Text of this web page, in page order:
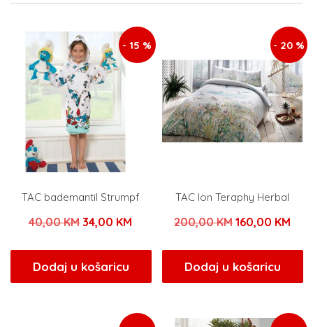
- 15 %
TAC bademantil Strumpf
40,00KM Izvorna
bila
je:
34,00 KM Trenutna
34,00 KM.
Dodaj u košaricu
- 20 %
TAC Ion Teraphy Herbal
200,00KMIzvorna
bila
je:
160,00 KM
Dodaj u košaricu